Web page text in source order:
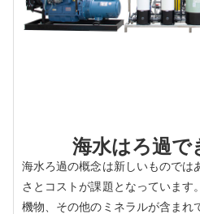
海水はろ過で
海水ろ過の概念は新しいものでは
さとコストが課題となっています
機物、その他のミネラルが含まれ